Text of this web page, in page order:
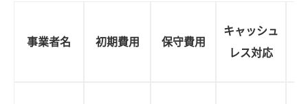
事業者名 初期費用 保守費用
キャッシュ
レス対応